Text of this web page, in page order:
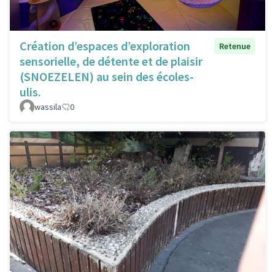
Création d’espaces d’exploration
sensorielle, de détente et de plaisir
(SNOEZELEN) au sein des écoles-
ulis.
Retenue
wassila 0